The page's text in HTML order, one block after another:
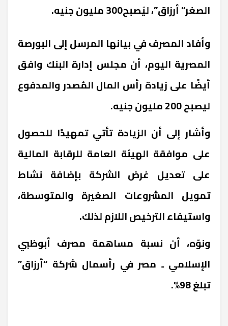
الصغر” أرزاق”، ليُصبح300 مليون جنيه.
وأفاد المصرف في بيانها المرسل إلى البورصة
المصرية اليوم، أن مجلس إدارة البنك وافق
أيضًا على زيادة رأس المال المُصدر والمدفوع
ليصبح 200 مليون جنيه.
وأشار إلى أن الزيادة تأتي تمهيدًا للحصول
على موافقة الهيئة العامة للرقابة المالية
على تعديل غرض الشركة بإضافة نشاط
تمويل المشروعات الصغيرة والمتوسطة،
واستيفاء الترخيص اللازم لذلك.
ونوّه، أن نسبة مساهمة مصرف أبوظبي
الإسلامي ـ مصر في رأسمال شركة “أرزاق”
تبلغ 98%.